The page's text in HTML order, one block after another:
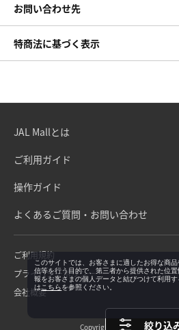
絞り込
お問い合わせ先
特商法に基づく表示
JAL Mallとは
ご利用ガイド
操作ガイド
よくあるご質問・お問い合わせ
ご利用規約
プライバシーポリシー
会社概要
Copyright©Japan Airlines. All
このサイトでは、お客さまに適したお得な商
信等を行う目的で、第三者から提供された位
報をお客さまの個人データと結びつけて利用
はこちらを参照ください。